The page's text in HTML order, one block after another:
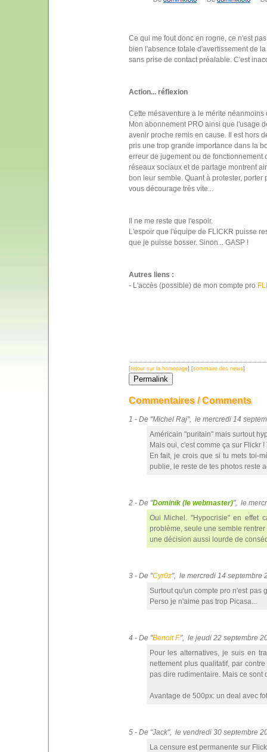
Ce qui me fout donc en rogne, ce n'est
bien l'absence totale d'avertissement de
sans prise de contact préalable. C'est
Action... réflexion
Cette mésaventure a le mérite
Mon abonnement PRO ainsi que l'usage
avenir proche remis en cause. Il est hors
pris une trop grande importance dans la
erreur de jugement ou de fonctionnement
réseaux sociaux et de partage montrent
bon leur semble. Quant à protester,
vous décourage très vite...
Il ne me reste que l'espoir.
L'espoir que l'équipe de FLICKR puisse
que je puisse bosser. Sinon... GASP !
Autres liens :
- L'accès (possible) de mon compte pro
[retour sur la homepage] [sommaire des news]
Commentaires / Comments
1 - De "Michel Raj", le mercredi 14
Américain "puritain" mais surtout
Mais oui, c'est comme ça sur Flickr
En fait, je crois que si tu mets toi-
publie, le reste de tes photos reste
2 - De "Dominik (le webmaster)", le
Oui Michel. "Hypocrisie" en effet
problème, seule une semble
une décision aussi lourde de
3 - De "Cyr0z", le mercredi 14 septembre
Surtout qu'un compte pro n'est pas
Perso je n'aime pas trop Picasa...
4 - De "Benoit F.", le jeudi 22 septembre
Pour les alternatives, je suis en
nettement plus qualitatif, par
pas dire rudimentaire. Mais ce sont
Avantage de 500px: un deal avec
5 - De "Jack", le vendredi 30 septembre
La censure est permanente sur